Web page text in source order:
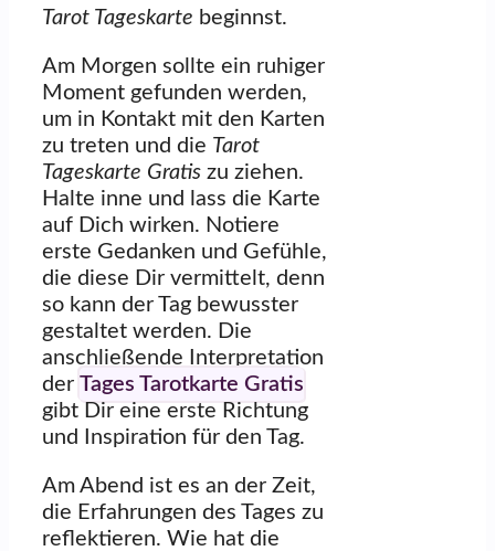
Tarot Tageskarte beginnst.
Am Morgen sollte ein ruhiger
Moment gefunden werden,
um in Kontakt mit den Karten
zu treten und die Tarot
Tageskarte Gratis zu ziehen.
Halte inne und lass die Karte
auf Dich wirken. Notiere
erste Gedanken und Gefühle,
die diese Dir vermittelt, denn
so kann der Tag bewusster
gestaltet werden. Die
anschließende Interpretation
der Tages Tarotkarte Gratis
gibt Dir eine erste Richtung
und Inspiration für den Tag.
Am Abend ist es an der Zeit,
die Erfahrungen des Tages zu
reflektieren. Wie hat die